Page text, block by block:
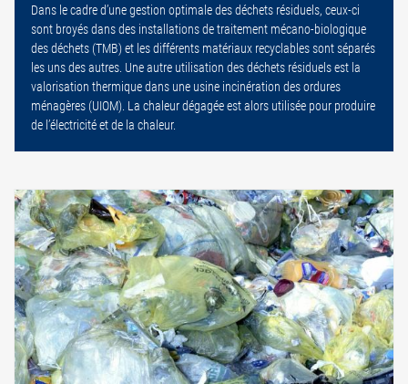
Dans le cadre d’une gestion optimale des déchets résiduels, ceux-ci
sont broyés dans des installations de traitement mécano-biologique
des déchets (TMB) et les différents matériaux recyclables sont séparés
les uns des autres. Une autre utilisation des déchets résiduels est la
valorisation thermique dans une usine incinération des ordures
ménagères (UIOM). La chaleur dégagée est alors utilisée pour produire
de l’électricité et de la chaleur.